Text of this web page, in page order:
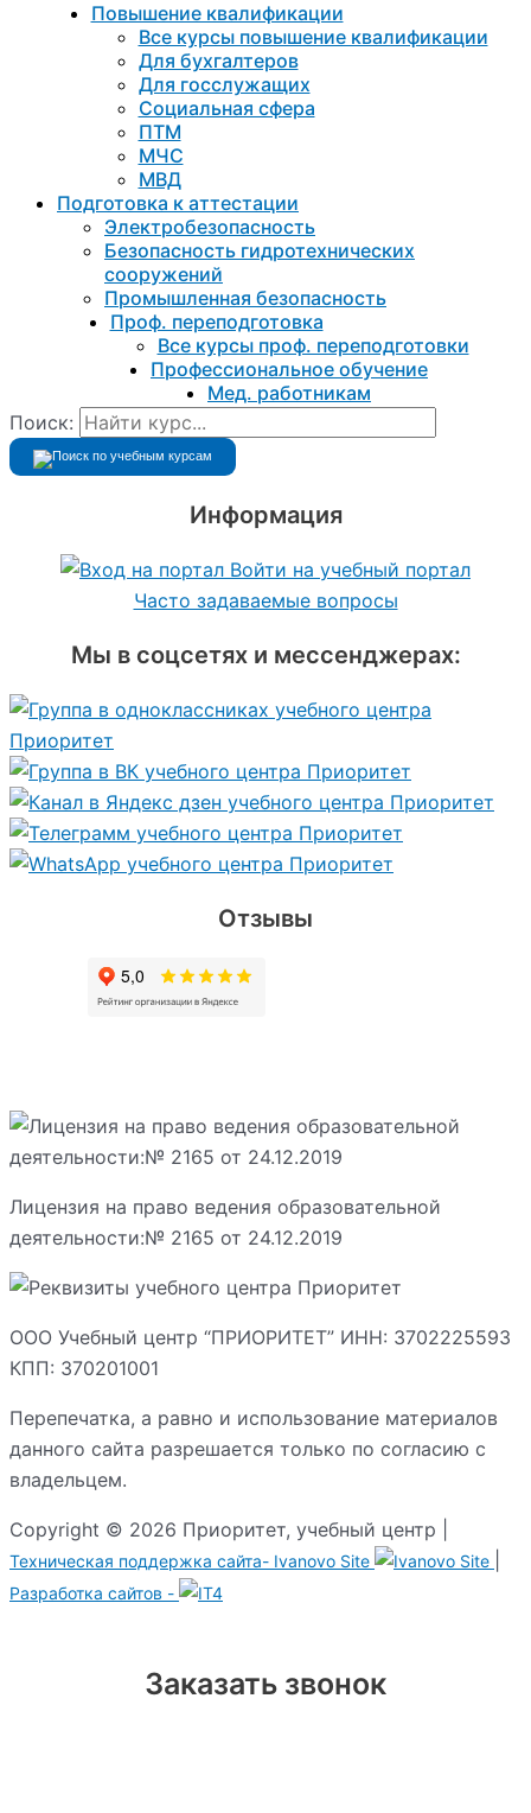
Повышение квалификации
Все курсы повышение квалификации
Для бухгалтеров
Для госслужащих
Социальная сфера
ПТМ
МЧС
МВД
Подготовка к aттестации
Электробезопасность
Безопасность гидротехнических
сооружений
Промышленная безопасность
Проф. переподготовка
Все курсы проф. переподготовки
Профессиональное обучение
Мед. работникам
Поиск:
Информация
Войти на учебный портал
Часто задаваемые вопросы
Мы в соцсетях и мессенджерах:
Отзывы
Лицензия на право ведения образовательной
деятельности:№ 2165 от 24.12.2019
ООО Учебный центр “ПРИОРИТЕТ” ИНН: 3702225593
КПП: 370201001
Перепечатка, а равно и использование материалов
данного сайта разрешается только по согласию с
владельцем.
Copyright © 2026 Приоритет, учебный центр |
Техническая поддержка сайта- Ivanovo Site
Разработка сайтов -
Заказать звонок